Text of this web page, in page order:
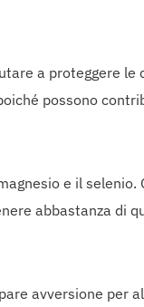
a proteggere
possono
e il
abbastanza di
avversione per